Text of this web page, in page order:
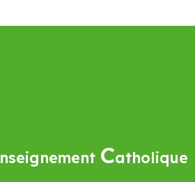
nseignement Catholique